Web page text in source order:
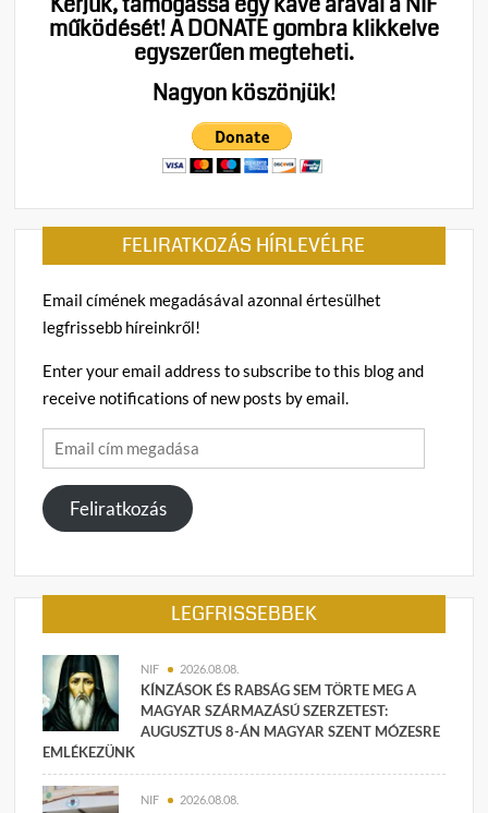
működését!A DONATE gombra klikkelve
egyszerűen megteheti.
Nagyon köszönjük!
FELIRATKOZÁS HÍRLEVÉLRE
Email címének megadásával azonnal értesülhet
legfrissebb híreinkről!
Enter your email address to subscribe to this blog and
receive notifications of new posts by email.
Email
cím
megadása
Feliratkozás
LEGFRISSEBBEK
NIF 2026.08.08.
KÍNZÁSOK ÉS RABSÁG SEM TÖRTE MEG A
MAGYAR SZÁRMAZÁSÚ SZERZETEST:
AUGUSZTUS 8-ÁN MAGYAR SZENT MÓZESRE
EMLÉKEZÜNK
NIF 2026.08.08.